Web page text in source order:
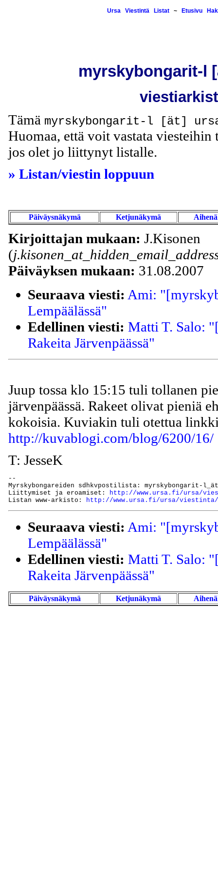
Ursa Viestintä Listat~ Etusivu
myrskybongarit-l
Tämä myrskybongarit-l [ät]
Huomaa, että voit vastata viesteihin
jos olet jo liittynyt listalle.
» Listan/viestin loppuun
Päiväysnäkymä Ketjunäkymä
Kirjoittajan mukaan: J.Kisonen
(
Päiväyksen mukaan: 31.08.2007
Seuraava viesti: Ami:
Lempäälässä"
Edellinen viesti: Matti T. Salo:
Rakeita Järvenpäässä"
Juup tossa klo 15:15 tuli tollanen
järvenpäässä. Rakeet olivat pieniä
kokoisia. Kuviakin tuli otettua
http://kuvablogi.com/blog/6200/16/
T: JesseK
--
Myrskybongareiden sdhkvpostilista: myrskybongarit-
Liittymiset ja eroamiset:
http://www.ursa.fi/ursa/
Listan www-arkisto:
http://www.ursa.fi/ursa/viestinta/
Seuraava viesti: Ami:
Lempäälässä"
Edellinen viesti: Matti T. Salo:
Rakeita Järvenpäässä"
Päiväysnäkymä Ketjunäkymä